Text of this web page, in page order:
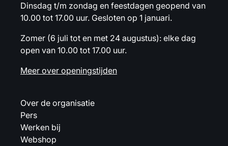
Dinsdag t/m zondag en feestdagen geopend van
10.00 tot 17.00 uur. Gesloten op 1 januari.
Zomer (6 juli tot en met 24 augustus): elke dag
open van 10.00 tot 17.00 uur.
Meer over openingstijden
Over de organisatie
Pers
Werken bij
Webshop